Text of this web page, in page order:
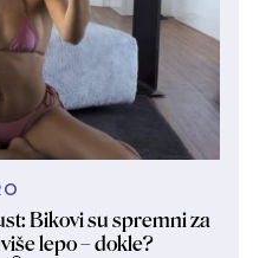
Bikovi su spremni za
lepo – dokle?